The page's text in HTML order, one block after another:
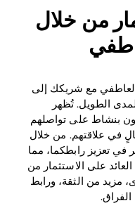
من خلال
مع شريكك إلى
الطويل. تُظهر
بنشاط على تواصلهم
في علاقتهم. من خلال
في تعزيز رابطكما، مما
على الاستثمار من
مزيد من الثقة، ورابط